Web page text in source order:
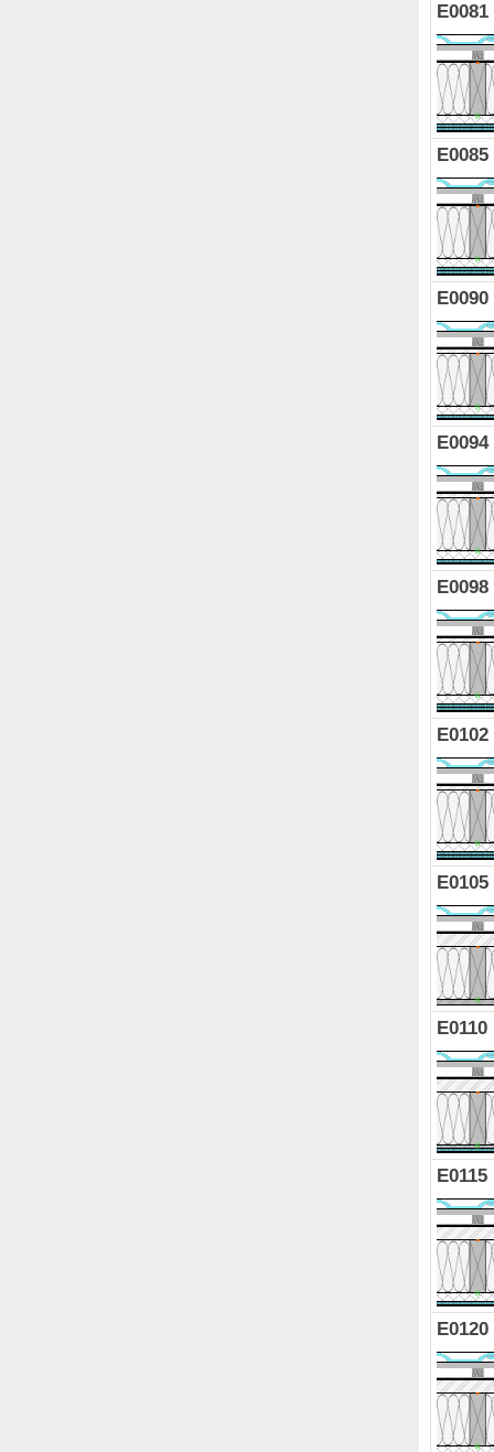
E0081
E0085
E0090
E0094
E0098
E0102
E0105
E0110
E0115
E0120